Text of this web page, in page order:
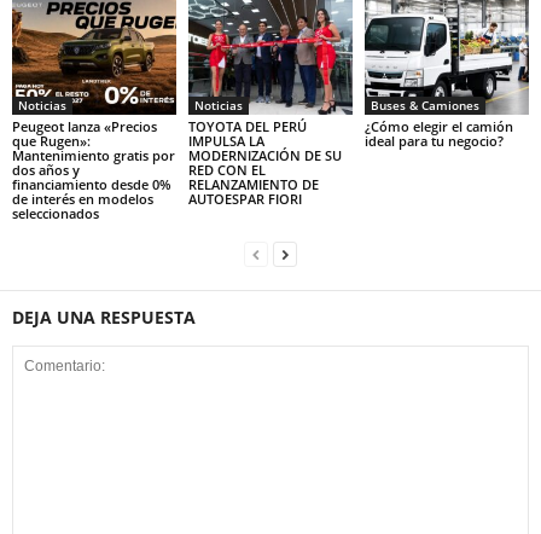
Noticias
Peugeot lanza «Precios
que Rugen»:
Mantenimiento gratis por
dos años y
financiamiento desde 0%
de interés en modelos
seleccionados
Noticias
TOYOTA DEL PERÚ
IMPULSA LA
MODERNIZACIÓN DE SU
RED CON EL
RELANZAMIENTO DE
AUTOESPAR FIORI
Buses & Camiones
¿Cómo elegir el camión
ideal para tu negocio?
DEJA UNA RESPUESTA